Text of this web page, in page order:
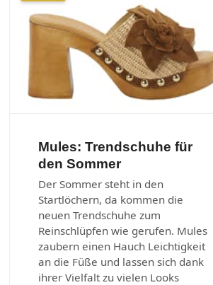
Mules: Trendschuhe für
den Sommer
Der Sommer steht in den
Startlöchern, da kommen die
neuen Trendschuhe zum
Reinschlüpfen wie gerufen. Mules
zaubern einen Hauch Leichtigkeit
an die Füße und lassen sich dank
ihrer Vielfalt zu vielen Looks